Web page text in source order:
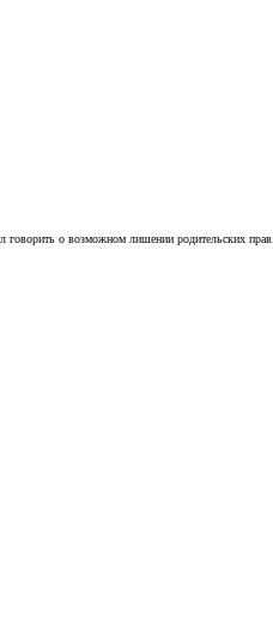
говорить о возможном лишении родительских прав.